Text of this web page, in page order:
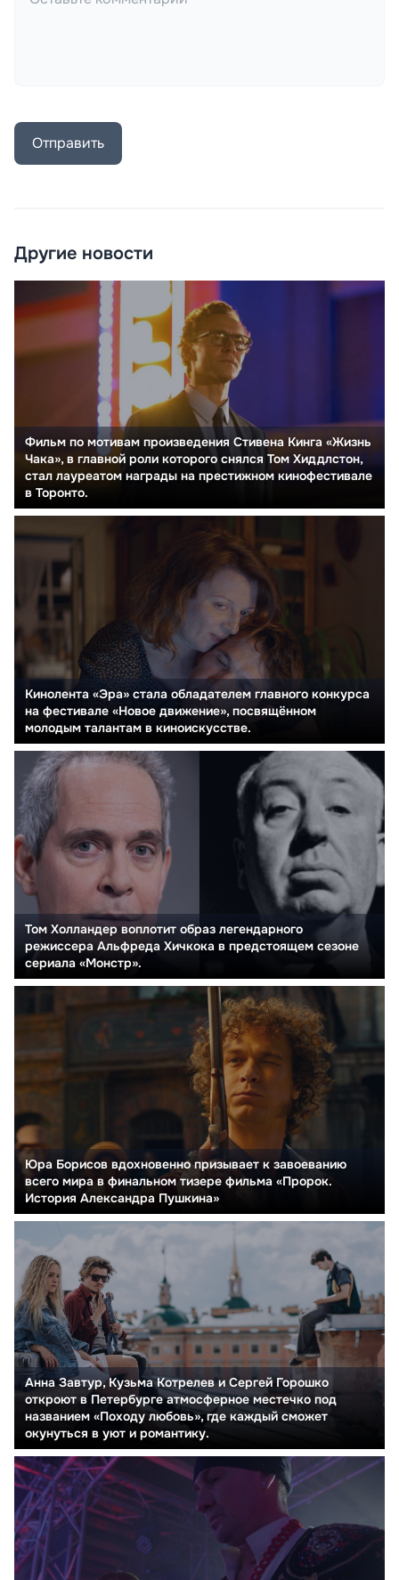
Отправить
Другие новости
Фильм по мотивам произведения Стивена Кинга «Жизнь
Чака», в главной роли которого снялся Том Хиддлстон,
стал лауреатом награды на престижном кинофестивале
в Торонто.
Кинолента «Эра» стала обладателем главного конкурса
на фестивале «Новое движение», посвящённом
молодым талантам в киноискусстве.
Том Холландер воплотит образ легендарного
режиссера Альфреда Хичкока в предстоящем сезоне
сериала «Монстр».
Юра Борисов вдохновенно призывает к завоеванию
всего мира в финальном тизере фильма «Пророк.
История Александра Пушкина»
Анна Завтур, Кузьма Котрелев и Сергей Горошко
откроют в Петербурге атмосферное местечко под
названием «Походу любовь», где каждый сможет
окунуться в уют и романтику.